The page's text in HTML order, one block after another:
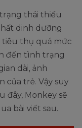
trạng thái thiếu
dinh dưỡng
tiêu thụ quá mức
đến tình trạng
dài, ảnh
của trẻ. Vậy suy
đây, Monkey sẽ
bài viết sau.